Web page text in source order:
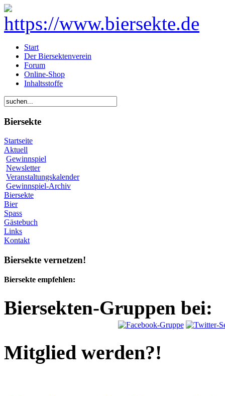
Start
Der Biersektenverein
Forum
Online-Shop
Inhaltsstoffe
Biersekte
Startseite
Aktuell
Gewinnspiel
Newsletter
Veranstaltungskalender
Gewinnspiel-Archiv
Biersekte
Bier
Spass
Gästebuch
Links
Kontakt
Biersekte vernetzen!
Biersekte empfehlen:
Biersekten-Gruppen bei:
Mitglied werden?!